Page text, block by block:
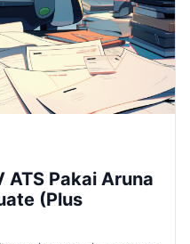
ATS Pakai Aruna
(Plus